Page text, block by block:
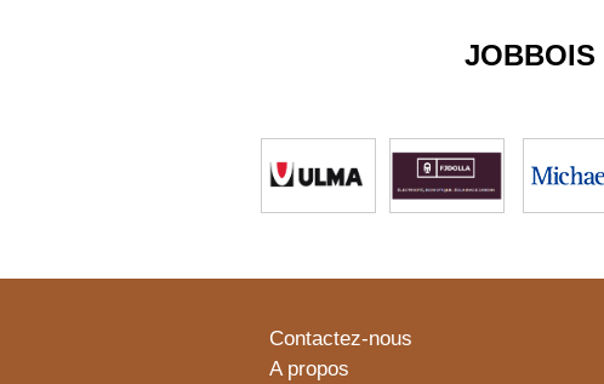
JOBBOIS
Contactez-nous
A propos